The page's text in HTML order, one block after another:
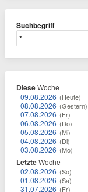
Suchbegriff
DieseWoche
09.08.2026 (Heute)
08.08.2026 (Gestern)
07.08.2026 (Fr)
06.08.2026 (Do)
05.08.2026 (Mi)
04.08.2026 (Di)
03.08.2026 (Mo)
LetzteWoche
02.08.2026 (So)
01.08.2026 (Sa)
31.07.2026 (Fr)